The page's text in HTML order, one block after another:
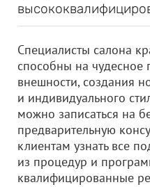
Специалисты салона
способны на
внешности, создания
и индивидуального
можно записаться на
предварительную
клиентам узнать все
из процедур и
квалифицированные